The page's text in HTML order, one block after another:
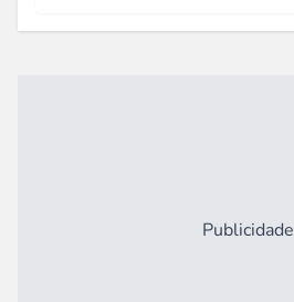
Publicidade